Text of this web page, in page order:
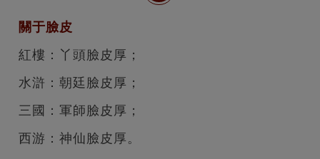
關于臉皮
紅樓：丫頭臉皮厚；
水滸：朝廷臉皮厚；
三國：軍師臉皮厚；
西游：神仙臉皮厚。